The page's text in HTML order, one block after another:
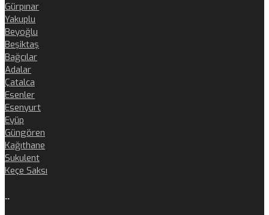
Gürpınar
Yakuplu
Beyoğlu
Beşiktaş
Bağcılar
Adalar
Çatalca
Esenler
Esenyurt
Eyüp
Güngören
Kağıthane
Sukulent
Keçe Saksı
..